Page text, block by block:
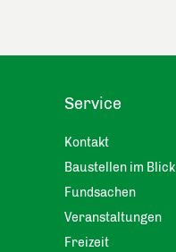
Service
Kontakt
Baustellen im Blick
Fundsachen
Veranstaltungen
Freizeit